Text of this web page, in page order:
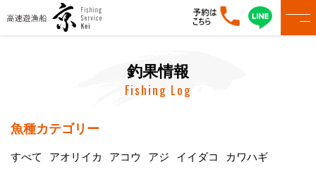
釣果情報
Fishing Log
魚種カテゴリー
すべて アオリイカ アコウ アジ イイダコ カワハギ